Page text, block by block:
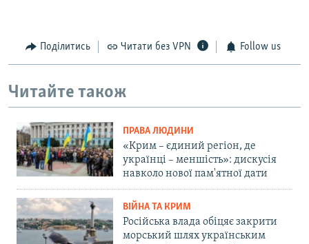
Поділитись Читати без VPN Follow us
Читайте також
ПРАВА ЛЮДИНИ
«Крим – єдиний регіон, де
українці – меншість»: дискусія
навколо нової пам'ятної дати
ВІЙНА ТА КРИМ
Російська влада обіцяє закрити
морський шлях українським